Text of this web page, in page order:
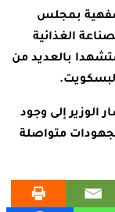
بمجلس
الغذائية
بالعديد من
الوزير إلى وجود
متواصلة